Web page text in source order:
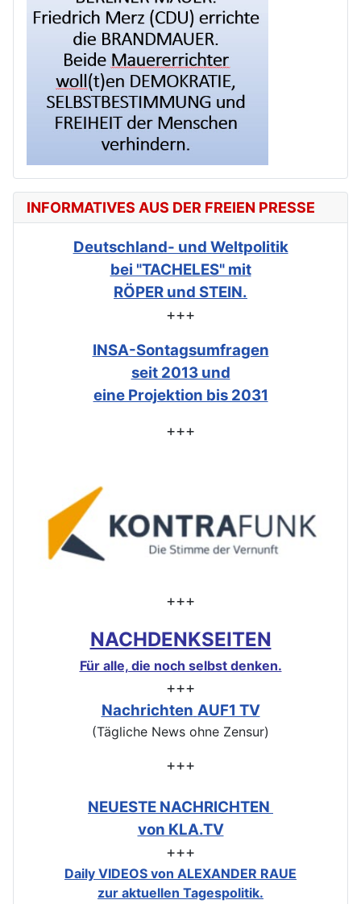
INFORMATIVES AUS DER FREIEN PRESSE
Deutschland- und Weltpolitik
bei "TACHELES" mit
RÖPER und STEIN.
+++
INSA-Sontagsumfragen
seit 2013 und
eine Projektion bis 2031
+++
+++
NACHDENKSEITEN
Für alle, die noch selbst denken.
+++
Nachrichten AUF1 TV
(Tägliche News ohne Zensur)
+++
NEUESTE NACHRICHTEN
von KLA.TV
+++
Daily VIDEOS von ALEXANDER RAUE
zur aktuellen Tagespolitik.